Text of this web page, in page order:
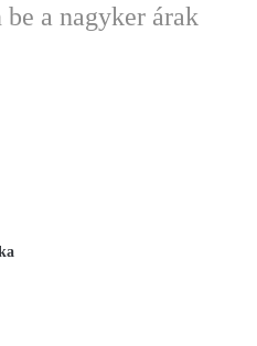
a nagyker árak